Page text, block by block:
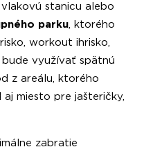
stanicu alebo
parku , ktorého
workout ihrisko,
bude využívať spätnú
z areálu, ktorého
miesto pre jašteričky,
zabratie